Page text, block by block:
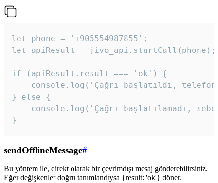
let phone = '+905554987855';
let apiResult = jivo_api.startCall(phone);
if (apiResult.result === 'ok') {
console.log('Çağrı başlatıldı,
} else {
console.log('Çağrı başlatılamadı,
}
sendOfflineMessage#
Bu yöntem ile, direkt olarak bir çevrimdışı mesaj gönderebilirsiniz.
Eğer değişkenler doğru tanımlandıysa {result: 'ok'} döner.